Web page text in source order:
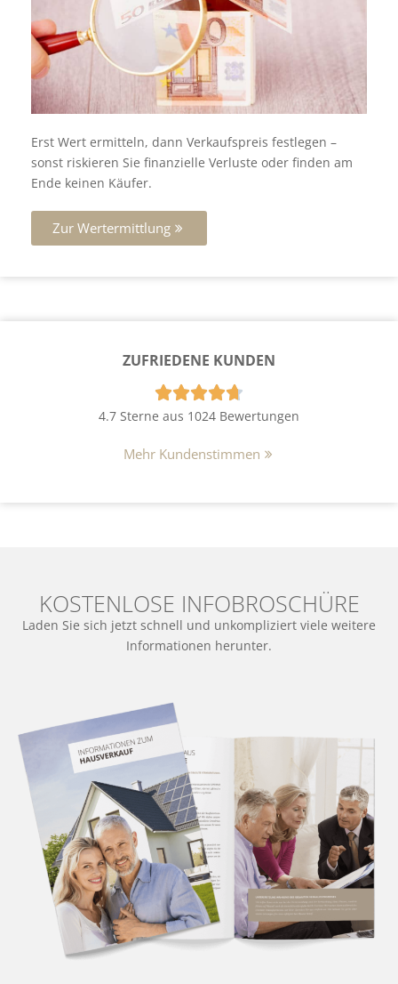
Erst Wert ermitteln, dann Verkaufspreis festlegen –
sonst riskieren Sie finanzielle Verluste oder finden am
Ende keinen Käufer.
Zur Wertermittlung
ZUFRIEDENE KUNDEN

4.7 Sterne aus 1024 Bewertungen
Mehr Kundenstimmen
KOSTENLOSE INFOBROSCHÜRE
Laden Sie sich jetzt schnell und unkompliziert viele weitere
Informationen herunter.